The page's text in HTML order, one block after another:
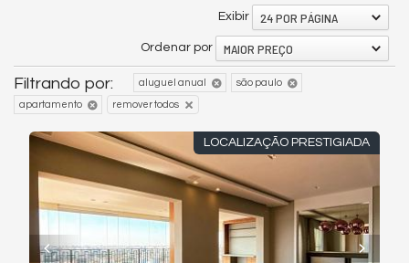
Exibir 24 POR PÁGINA
Ordenar por MAIOR PREÇO
Filtrando por: aluguel anual são paulo
apartamento remover todos
LOCALIZAÇÃO PRESTIGIADA